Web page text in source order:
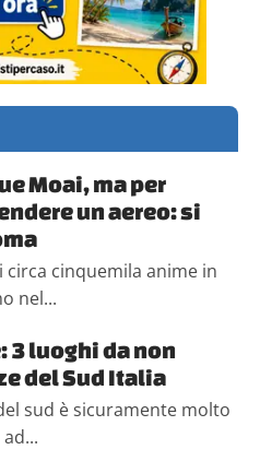
Moai, ma per
un aereo: si
cinquemila anime in
nel...
3 luoghi da non
del Sud Italia
sud è sicuramente molto